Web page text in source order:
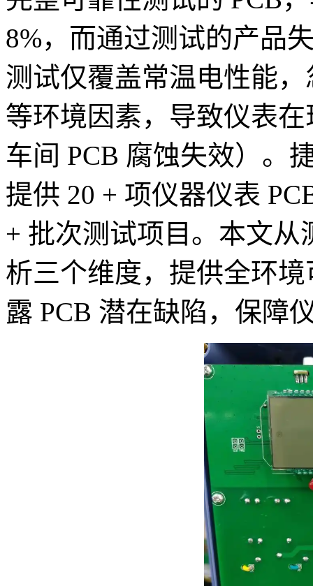
8%，而通过测试的产品
测试仅覆盖常温电性能
等环境因素，导致仪表
车间 PCB 腐蚀失效）。
提供 20 + 项仪器仪表
+ 批次测试项目。本文
析三个维度，提供全环
露 PCB 潜在缺陷，保障